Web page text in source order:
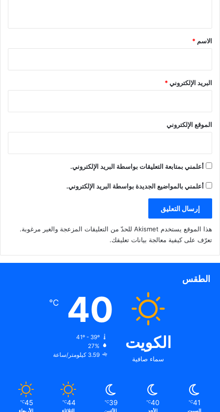
*
الاسم *
البريد الإلكتروني*
الموقع الإلكتروني
أعلمني بمتابعة التعليقات بواسطة البريد الإلكتروني.
أعلمني بالمواضيع الجديدة بواسطة البريد الإلكتروني.
هذا الموقع يستخدم Akismet للحدّ من التعليقات المزعجة والغير مرغوبة.
تعرّف على كيفية معالجة بيانات تعليقك.
الطقس
الكويت
سماء صافية
40
℃
41º - 39º
27%
3.59 كيلومتر/ساعة
41
℃
40
℃
39
℃
44
℃
45
℃